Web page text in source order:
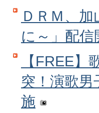
ＤＲＭ、
に～」配信
【FREE】
突！演歌男
施